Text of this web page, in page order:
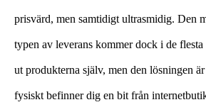
prisvärd, men samtidigt ultrasmidig. Den
typen av leverans kommer dock i de
ut produkterna själv, men den lösningen
fysiskt befinner dig en bit från